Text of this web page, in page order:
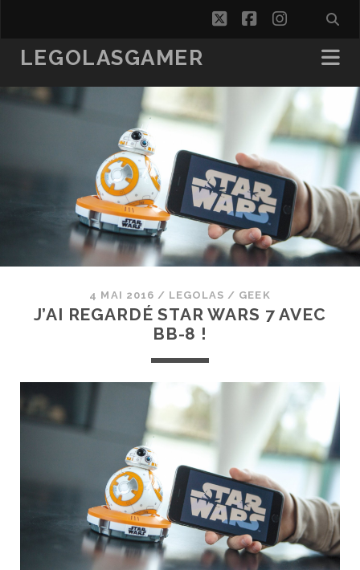
twitterfacebook
LEGOLASGAMER
4 MAI 2016 / LEGOLAS / GEEK
J’AI REGARDÉ STAR WARS 7 AVEC
BB-8 !